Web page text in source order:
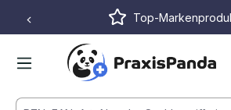
Zum Hauptinhalt springen
Top-